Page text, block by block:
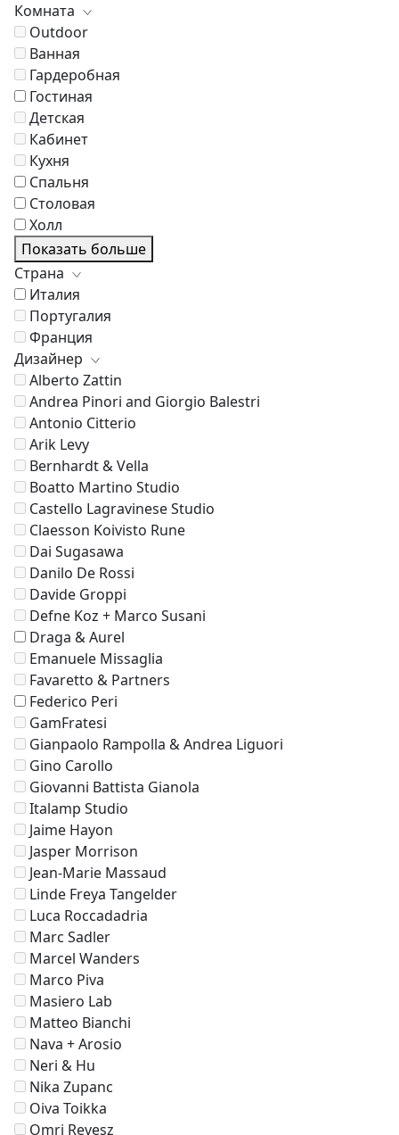
Комната
Outdoor
Ванная
Гардеробная
Гостиная
Детская
Кабинет
Кухня
Спальня
Столовая
Холл
Показать больше
Страна
Италия
Португалия
Франция
Дизайнер
Alberto Zattin
Andrea Pinori and Giorgio Balestri
Antonio Citterio
Arik Levy
Bernhardt & Vella
Boatto Martino Studio
Castello Lagravinese Studio
Claesson Koivisto Rune
Dai Sugasawa
Danilo De Rossi
Davide Groppi
Defne Koz + Marco Susani
Draga & Aurel
Emanuele Missaglia
Favaretto & Partners
Federico Peri
GamFratesi
Gianpaolo Rampolla & Andrea Liguori
Gino Carollo
Giovanni Battista Gianola
Italamp Studio
Jaime Hayon
Jasper Morrison
Jean-Marie Massaud
Linde Freya Tangelder
Luca Roccadadria
Marc Sadler
Marcel Wanders
Marco Piva
Masiero Lab
Matteo Bianchi
Nava + Arosio
Neri & Hu
Nika Zupanc
Oiva Toikka
Omri Revesz